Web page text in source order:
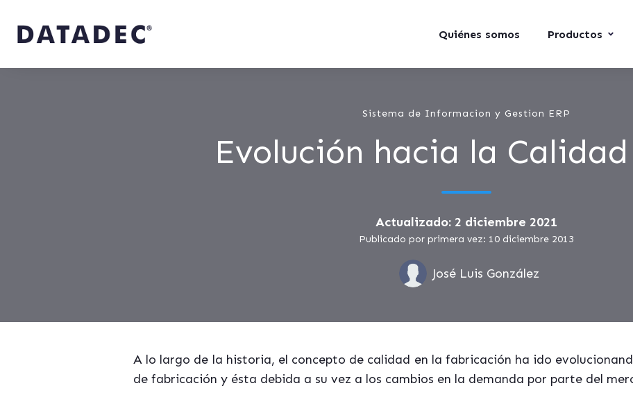
Quiénes somos Productos
Sistema de Informacion y Gestion ERP
Evolución hacia la
Actualizado: 2 diciembre 2021
Publicado por primera vez: 10 diciembre 2013
José Luis González
A lo largo de la historia, el concepto de calidad en la fabricación ha ido
de fabricación y ésta debida a su vez a los cambios en la demanda por parte del